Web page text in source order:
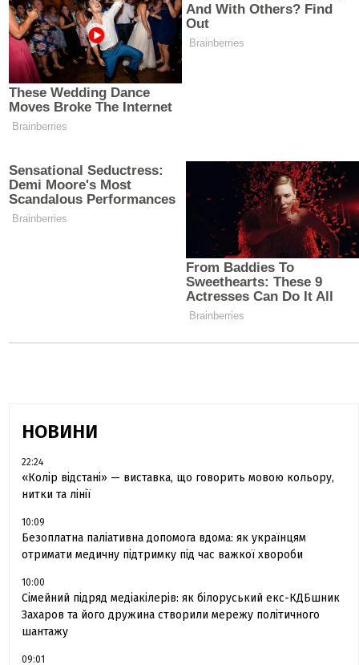
НОВИНИ
22:24
«Колір відстані» — виставка, що говорить мовою кольору,
нитки та лінії
10:09
Безоплатна паліативна допомога вдома: як українцям
отримати медичну підтримку під час важкої хвороби
10:00
Сімейний підряд медіакілерів: як білоруський екс-КДБшник
Захаров та його дружина створили мережу політичного
шантажу
09:01